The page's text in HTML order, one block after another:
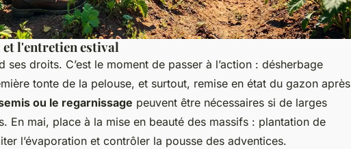
l'entretien estival
ses droits. C’est le moment de passer à l’action : désherbage
tonte de la pelouse, et surtout, remise en état du gazon après
ou le regarnissage peuvent être nécessaires si de larges
En mai, place à la mise en beauté des massifs : plantation de
l’évaporation et contrôler la pousse des adventices.